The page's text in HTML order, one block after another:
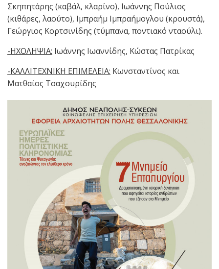
Σκηπητάρης (καβάλ, κλαρίνο), Ιωάννης Πούλιος
(κιθάρες, λαούτο), Ιμπραήμ Ιμπραήμογλου (κρουστά),
Γεώργιος Κορτσινίδης (τύμπανα, ποντιακό νταούλι).
-ΗΧΟΛΗΨΙΑ: Ιωάννης Ιωαννίδης, Κώστας Πατρίκας
-ΚΑΛΛΙΤΕΧΝΙΚΗ ΕΠΙΜΕΛΕΙΑ: Κωνσταντίνος και
Ματθαίος Τσαχουρίδης